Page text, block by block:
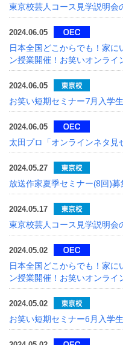
東京校芸人コース見学説明会
2024.06.05
日本全国どこからでも！家
ン授業開催！お笑いオンライ
2024.06.05
お笑い短期セミナー7月入学
2024.06.05
太田プロ「オンラインネタ見
2024.05.27
放送作家夏季セミナー(8回)
2024.05.17
東京校芸人コース見学説明会
2024.05.02
日本全国どこからでも！家
ン授業開催！お笑いオンライ
2024.05.02
お笑い短期セミナー6月入学